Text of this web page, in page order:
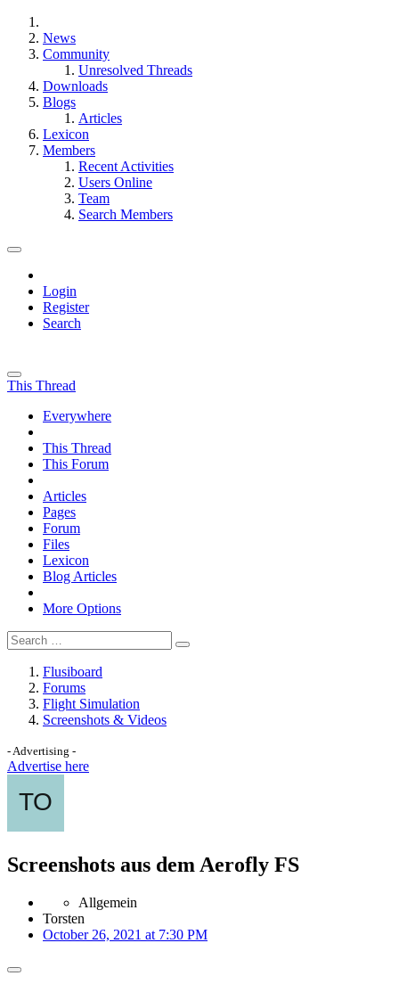
News
Community
Unresolved Threads
Downloads
Blogs
Articles
Lexicon
Members
Recent Activities
Users Online
Team
Search Members
Login
Register
Search
This Thread
Everywhere
This Thread
This Forum
Articles
Pages
Forum
Files
Lexicon
Blog Articles
More Options
Flusiboard
Forums
Flight Simulation
Screenshots & Videos
- Advertising -
Advertise here
Screenshots aus dem Aerofly FS
Allgemein
Torsten
October 26, 2021 at 7:30 PM